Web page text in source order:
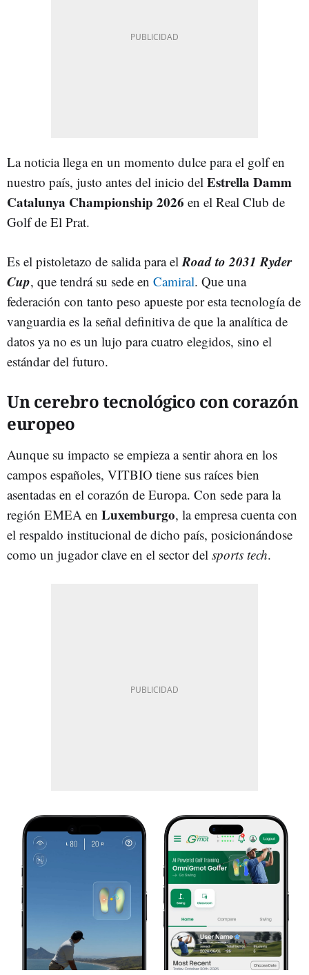
La noticia llega en un momento dulce para el golf en
nuestro país, justo antes del inicio del Estrella Damm
Catalunya Championship 2026 en el Real Club de
Golf de El Prat.
Es el pistoletazo de salida para el Road to 2031 Ryder
Cup, que tendrá su sede en Camiral. Que una
federación con tanto peso apueste por esta tecnología de
vanguardia es la señal definitiva de que la analítica de
datos ya no es un lujo para cuatro elegidos, sino el
estándar del futuro.
Un cerebro tecnológico con corazón
europeo
Aunque su impacto se empieza a sentir ahora en los
campos españoles, VITBIO tiene sus raíces bien
asentadas en el corazón de Europa. Con sede para la
región EMEA en Luxemburgo, la empresa cuenta con
el respaldo institucional de dicho país, posicionándose
como un jugador clave en el sector del sports tech.